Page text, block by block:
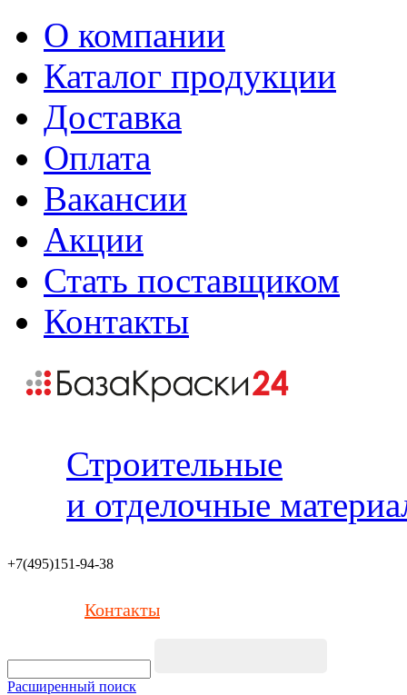
О компании
Каталог продукции
Доставка
Оплата
Вакансии
Акции
Стать поставщиком
Контакты
Строительные
и отделочные
+7(495)151-94-38
Контакты
Расширенный поиск